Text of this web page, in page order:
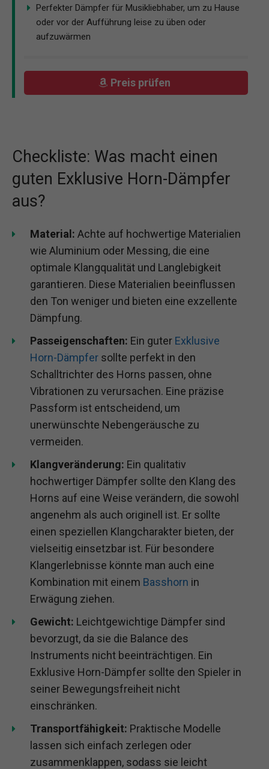
Perfekter Dämpfer für Musikliebhaber, um zu Hause
oder vor der Aufführung leise zu üben oder
aufzuwärmen
Preis prüfen
Checkliste: Was macht einen
guten Exklusive Horn-Dämpfer
aus?
Material: Achte auf hochwertige Materialien
wie Aluminium oder Messing, die eine
optimale Klangqualität und Langlebigkeit
garantieren. Diese Materialien beeinflussen
den Ton weniger und bieten eine exzellente
Dämpfung.
Passeigenschaften: Ein guter Exklusive
Horn-Dämpfer sollte perfekt in den
Schalltrichter des Horns passen, ohne
Vibrationen zu verursachen. Eine präzise
Passform ist entscheidend, um
unerwünschte Nebengeräusche zu
vermeiden.
Klangveränderung: Ein qualitativ
hochwertiger Dämpfer sollte den Klang des
Horns auf eine Weise verändern, die sowohl
angenehm als auch originell ist. Er sollte
einen speziellen Klangcharakter bieten, der
vielseitig einsetzbar ist. Für besondere
Klangerlebnisse könnte man auch eine
Kombination mit einem Basshorn in
Erwägung ziehen.
Gewicht: Leichtgewichtige Dämpfer sind
bevorzugt, da sie die Balance des
Instruments nicht beeinträchtigen. Ein
Exklusive Horn-Dämpfer sollte den Spieler in
seiner Bewegungsfreiheit nicht
einschränken.
Transportfähigkeit: Praktische Modelle
lassen sich einfach zerlegen oder
zusammenklappen, sodass sie leicht